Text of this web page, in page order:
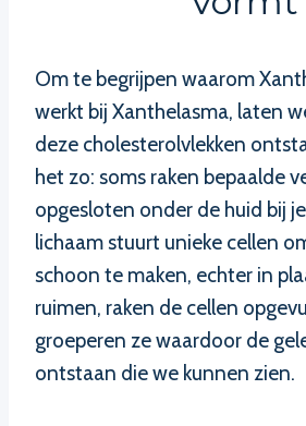
Om te begrijpen waarom
werkt bij Xanthelasma, laten
deze cholesterolvlekken
het zo: soms raken bepaalde
opgesloten onder de huid bij
lichaam stuurt unieke cellen
schoon te maken, echter in
ruimen, raken de cellen
groeperen ze waardoor de
ontstaan die we kunnen zien.